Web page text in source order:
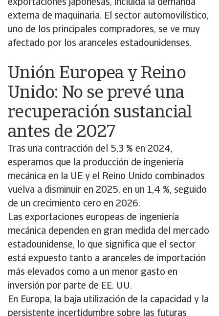
exportaciones japonesas, incluida la demanda
externa de maquinaria. El sector automovilístico,
uno de los principales compradores, se ve muy
afectado por los aranceles estadounidenses.
Unión Europea y Reino
Unido: No se prevé una
recuperación sustancial
antes de 2027
Tras una contracción del 5,3 % en 2024,
esperamos que la producción de ingeniería
mecánica en la UE y el Reino Unido combinados
vuelva a disminuir en 2025, en un 1,4 %, seguido
de un crecimiento cero en 2026.
Las exportaciones europeas de ingeniería
mecánica dependen en gran medida del mercado
estadounidense, lo que significa que el sector
está expuesto tanto a aranceles de importación
más elevados como a un menor gasto en
inversión por parte de EE. UU.
En Europa, la baja utilización de la capacidad y la
persistente incertidumbre sobre las futuras